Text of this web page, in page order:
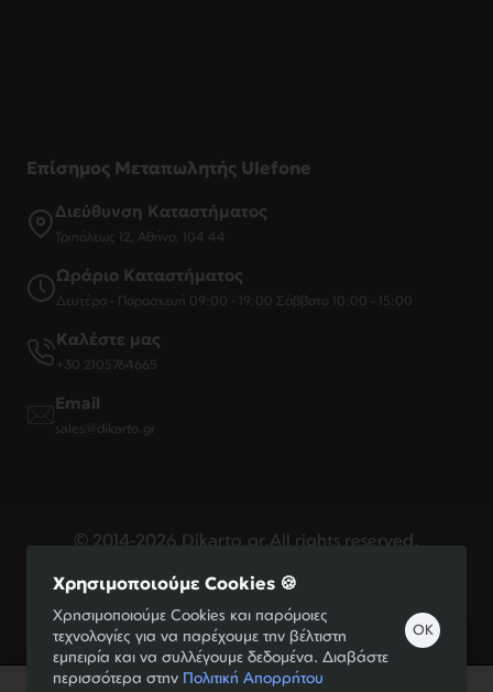
Χρησιμοποιούμε Cookies 🍪
Χρησιμοποιούμε Cookies και παρόμοιες
τεχνολογίες για να παρέχουμε την βέλτιστη
εμπειρία και να συλλέγουμε δεδομένα. Διαβάστε
περισσότερα στην Πολιτική Απορρήτου
OK
Επίσημος Μεταπωλητής Ulefone
Διεύθυνση Καταστήματος
Τριπόλεως 12, Αθήνα, 104 44
Ωράριο Καταστήματος
Δευτέρα - Παρασκευή 09:00 - 19:00 Σάββατο 10:00 - 15:00
Καλέστε μας
+30 2105764665
Email
sales@dikarto.gr
© 2014-2026 Dikarto.gr.All rights reserved.
Handcrafted by
Φίλτρα Προϊόντων